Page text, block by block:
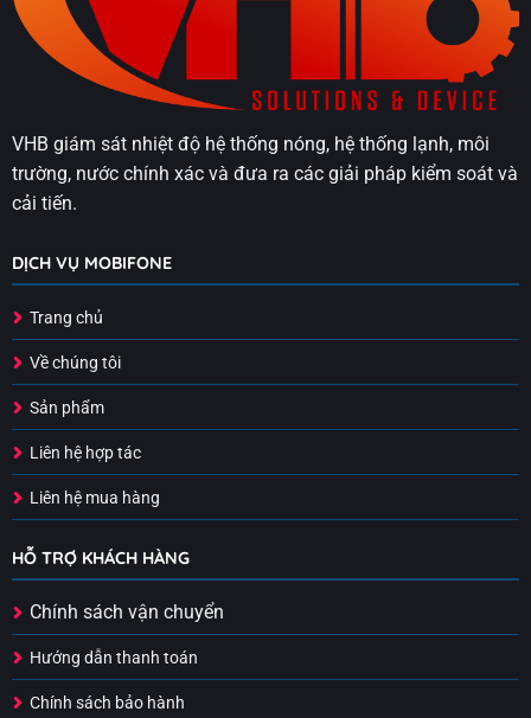
VHB giám sát nhiệt độ hệ thống nóng, hệ thống lạnh, môi
trường, nước chính xác và đưa ra các giải pháp kiểm soát và
cải tiến.
DỊCH VỤ MOBIFONE
Trang chủ
Về chúng tôi
Sản phẩm
Liên hệ hợp tác
Liên hệ mua hàng
HỖ TRỢ KHÁCH HÀNG
Chính sách vận chuyển
Hướng dẫn thanh toán
Chính sách bảo hành